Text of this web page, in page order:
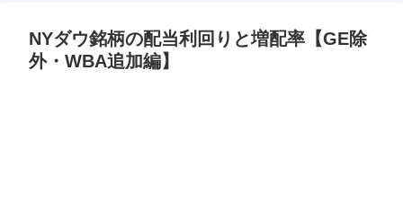
NYダウ銘柄の配当利回りと増配率【GE除
外・WBA追加編】